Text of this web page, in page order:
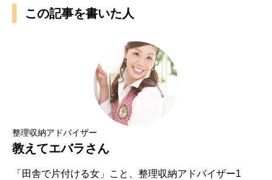
この記事を書いた人
整理収納アドバイザー
教えてエバラさん
「田舎で片付ける女」こと、整理収納アドバイザー1